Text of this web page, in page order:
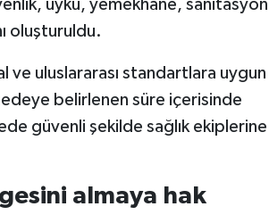
uyku, yemekhane, sanitasyon
oluşturuldu.
ve uluslararası standartlara uygun
belirlenen süre içerisinde
güvenli şekilde sağlık ekiplerine
almaya hak